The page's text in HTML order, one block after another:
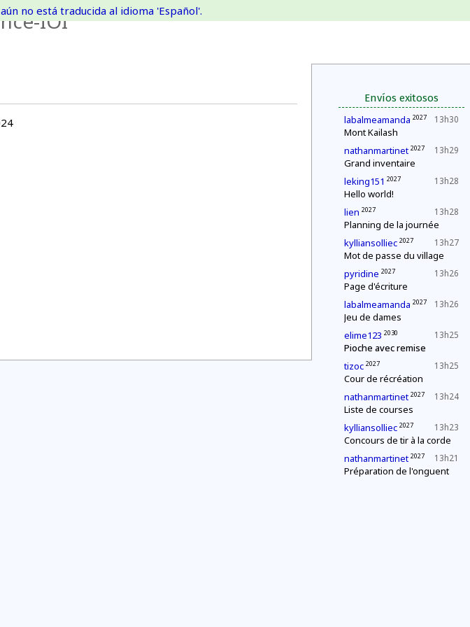
IOI
no está traducida al idioma 'Español'.
Envíos exitosos
13h30
labalmeamanda 2027
Mont Kailash
13h29
nathanmartinet 2027
Grand inventaire
13h28
leking151 2027
Hello world!
13h28
lien 2027
Planning de la journée
13h27
kylliansolliec 2027
Mot de passe du village
13h26
pyridine 2027
Page d'écriture
13h26
labalmeamanda 2027
Jeu de dames
13h25
elime123 2030
Pioche avec remise
13h25
tizoc 2027
Cour de récréation
13h24
nathanmartinet 2027
Liste de courses
13h23
kylliansolliec 2027
Concours de tir à la corde
13h21
nathanmartinet 2027
Préparation de l'onguent